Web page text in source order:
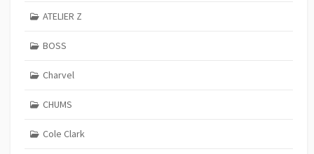
ATELIER Z
BOSS
Charvel
CHUMS
Cole Clark